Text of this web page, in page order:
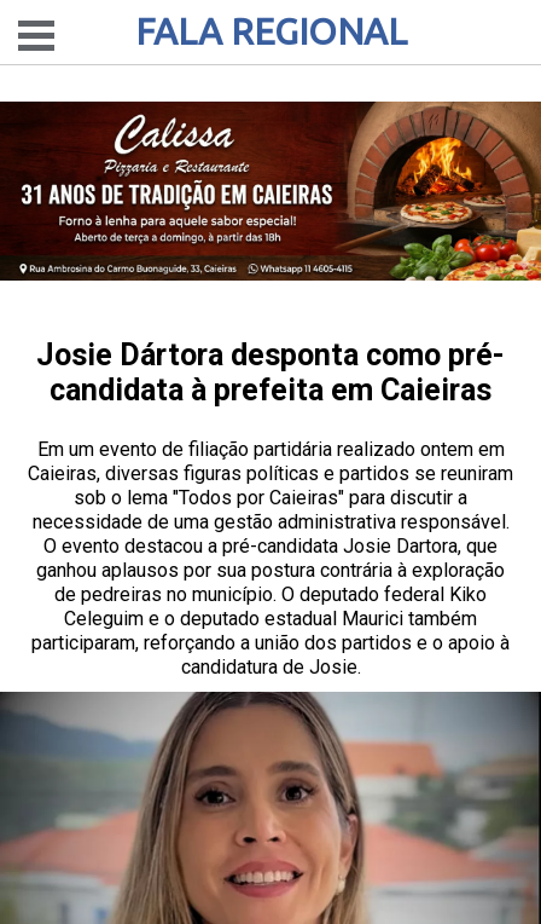
FALA REGIONAL
Josie Dártora desponta como pré-
candidata à prefeita em Caieiras
Em um evento de filiação partidária realizado ontem em
Caieiras, diversas figuras políticas e partidos se reuniram
sob o lema "Todos por Caieiras" para discutir a
necessidade de uma gestão administrativa responsável.
O evento destacou a pré-candidata Josie Dartora, que
ganhou aplausos por sua postura contrária à exploração
de pedreiras no município. O deputado federal Kiko
Celeguim e o deputado estadual Maurici também
participaram, reforçando a união dos partidos e o apoio à
candidatura de Josie.